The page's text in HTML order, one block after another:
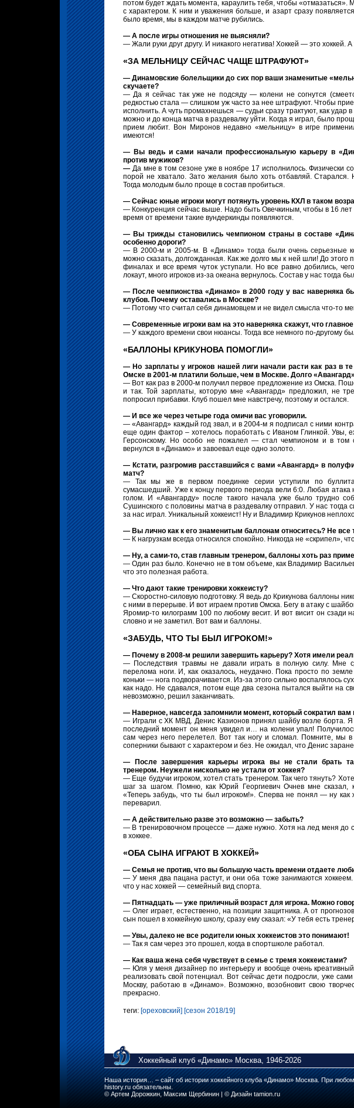
потом будет ждать момента, караулить тебя, чтобы «отмазаться».
с характером. К ним и уважения больше, и азарт сразу
было время, мы в каждом матче рубились.
— А после игры отношения не выясняли?
— Жали руки друг другу. И никакого негатива! Хоккей — это хоккей.
«ЗА МЕЛЬНИЦУ СЕЙЧАС ЧАЩЕ ШТРАФУЮТ»
— Динамовские болельщики до сих пор ваши знаменитые
скучаете?
— Да я сейчас так уже не подсяду — колени не согнутся
редкостью стала — слишком уж часто за нее штрафуют. Чтобы
исполнить. А чуть промахнешься — судьи сразу трактуют, как удар
можно и до конца матча в раздевалку уйти. Когда я играл, было
прием любит. Вон Миронов недавно «мельницу» в игре
имеются!
— Вы ведь и сами начали профессиональную карьеру в
против мужиков?
— Да мне в том сезоне уже в ноябре 17 исполнилось. Физически
порой не хватало. Зато желания было хоть отбавляй.
Тогда молодым было проще в состав пробиться.
— Сейчас юные игроки могут потянуть уровень КХЛ в таком
— Конкуренция сейчас выше. Надо быть Овечкиным, чтобы в 16 лет
время от времени такие вундеркинды появляются.
— Вы трижды становились чемпионом страны в составе
особенно дороги?
— В 2000-м и 2005-м. В «Динамо» тогда были очень серьезные
можно сказать, долгожданная. Как же долго мы к ней шли! До этого
финалах и все время чуток уступали. Но все равно добились,
локаут, много игроков из-за океана вернулось. Состав у нас тогда
— После чемпионства «Динамо» в 2000 году у вас наверняка
клубов. Почему оставались в Москве?
— Потому что считал себя динамовцем и не видел смысла что-то
— Современные игроки вам на это наверняка скажут, что
— У каждого времени свои нюансы. Тогда все немного по-другому
«БАЛЛОНЫ КРИКУНОВА ПОМОГЛИ»
— Но зарплаты у игроков нашей лиги начали расти как раз в
Омске в 2001-м платили больше, чем в Москве. Долго
— Вот как раз в 2000-м получил первое предложение из Омска.
и так. Той зарплаты, которую мне «Авангард» предложил, не
попросил прибавки. Клуб пошел мне навстречу, поэтому и остался.
— И все же через четыре года омичи вас уговорили.
— «Авангард» каждый год звал, и в 2004-м я подписал с ними
еще один фактор – хотелось поработать с Иваном Глинкой. Увы,
Герсонскому. Но особо не пожалел — стал чемпионом и в
вернулся в «Динамо» и завоевал еще одно золото.
— Кстати, разгромив расставшийся с вами «Авангард» в
матч?
— Так мы же в первом поединке серии уступили по
сумасшедший. Уже к концу первого периода вели 6:0. Любая атака
голом. И «Авангарду» после такого начала уже было трудно
Сушинского с половины матча в раздевалку отправил. У нас
за нас играл. Уникальный хоккеист! Ну и Владимир Крикунов
— Вы лично как к его знаменитым баллонам относитесь? Не все
— К нагрузкам всегда относился спокойно. Никогда не «скрипел»,
— Ну, а сами-то, став главным тренером, баллоны хоть раз
— Один раз было. Конечно не в том объеме, как Владимир
что это полезная работа.
— Что дают такие тренировки хоккеисту?
— Скоростно-силовую подготовку. Я ведь до Крикунова баллоны
с ними в перерыве. И вот играем против Омска. Бегу в атаку с
Яромир-то килограмм 100 по любому весит. И вот висит он сзади
словно и не заметил. Вот вам и баллоны.
«ЗАБУДЬ, ЧТО ТЫ БЫЛ ИГРОКОМ!»
— Почему в 2008-м решили завершить карьеру? Хотя имели
— Последствия травмы не давали играть в полную силу. Мне
перелома ноги. И, как оказалось, неудачно. Пока просто по
коньки — нога подворачивается. Из-за этого сильно воспалялось
как надо. Не сдавался, потом еще два сезона пытался выйти на
невозможно, решил заканчивать.
— Наверное, навсегда запомнили момент, который сократил вам
— Играли с ХК МВД. Денис Казионов принял шайбу возле борта.
последний момент он меня увидел и… на колени упал!
сам через него перелетел. Вот так ногу и сломал. Помните, мы в
соперники бывают с характером и без. Не ожидал, что Денис
— После завершения карьеры игрока вы не стали брать
тренером. Неужели нисколько не устали от хоккея?
— Еще будучи игроком, хотел стать тренером. Так чего тянуть?
шаг за шагом. Помню, как Юрий Георгиевич Очнев мне сказал,
«Теперь забудь, что ты был игроком!». Сперва не понял — ну
переварил.
— А действительно разве это возможно — забыть?
— В тренировочном процессе — даже нужно. Хотя на лед меня до
в хоккее.
«ОБА СЫНА ИГРАЮТ В ХОККЕЙ»
— Семья не против, что вы большую часть времени отдаете
— У меня два пацана растут, и они оба тоже занимаются
что у нас хоккей — семейный вид спорта.
— Пятнадцать — уже приличный возраст для игрока. Можно
— Олег играет, естественно, на позиции защитника. А от
сын пошел в хоккейную школу, сразу ему сказал: «У тебя есть
— Увы, далеко не все родители юных хоккеистов это понимают!
— Так я сам через это прошел, когда в спортшколе работал.
— Как ваша жена себя чувствует в семье с тремя хоккеистами?
— Юля у меня дизайнер по интерьеру и вообще очень креативный
реализовать свой потенциал. Вот сейчас дети подросли, уже
Москву, работаю в «Динамо». Возможно, возобновит свою
прекрасно.
теги: [ореховский] [сезон 2018/19]
Хоккейный клуб «Динамо» Москва, 1946-2026
Наша история… – сайт об истории хоккейного клуба «Динамо» Москва. При
history.ru обязательны.
© Артем Дорожкин, Максим Щербинин | © Дизайн tamion.ru